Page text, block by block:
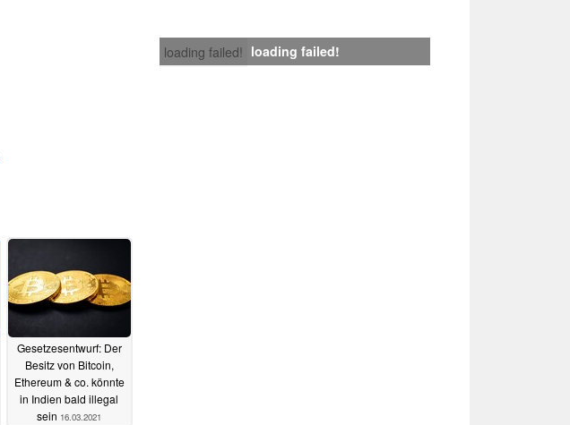
loading failed! loading failed!
Gesetzesentwurf: Der
Besitz von Bitcoin,
Ethereum & co. könnte
in Indien bald illegal
sein 16.03.2021